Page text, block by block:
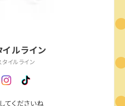
イルライン
タイルライン
てくださいね